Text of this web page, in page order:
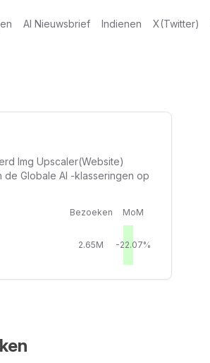
AI Nieuwsbrief Indienen X(Twitter)
Img Upscaler(Website)
Globale AI -klasseringen op
Bezoeken MoM
2.65M -22.07%